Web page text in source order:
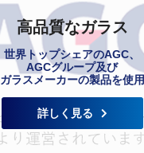
高品質なガラス
世界トップシェアのAGC、
AGCグループ及び
ガラスメーカーの製品を使用
詳しく見る